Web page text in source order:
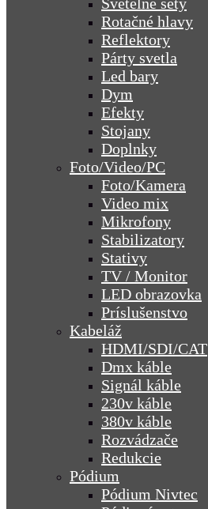
Rotačné hlavy
Reflektory
Párty svetla
Led bary
Dym
Efekty
Stojany
Doplnky
Foto/Video/PC
Foto/Kamera
Video mix
Mikrofony
Stabilizatory
Stativy
TV / Monitor
LED obrazovka
Príslušenstvo
Kabeláž
HDMI/SDI/CAT
Dmx káble
Signál káble
230v káble
380v káble
Rozvádzače
Redukcie
Pódium
Pódium Nivtec